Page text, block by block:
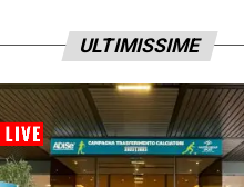
ULTIMISSIME